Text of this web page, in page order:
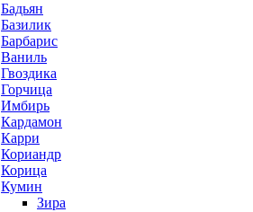
Бадьян
Базилик
Барбарис
Ваниль
Гвоздика
Горчица
Имбирь
Кардамон
Карри
Кориандр
Корица
Кумин
Зира